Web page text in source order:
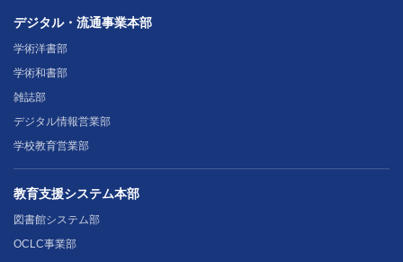
デジタル・流通事業本部
学術洋書部
学術和書部
雑誌部
デジタル情報営業部
学校教育営業部
教育支援システム本部
図書館システム部
OCLC事業部